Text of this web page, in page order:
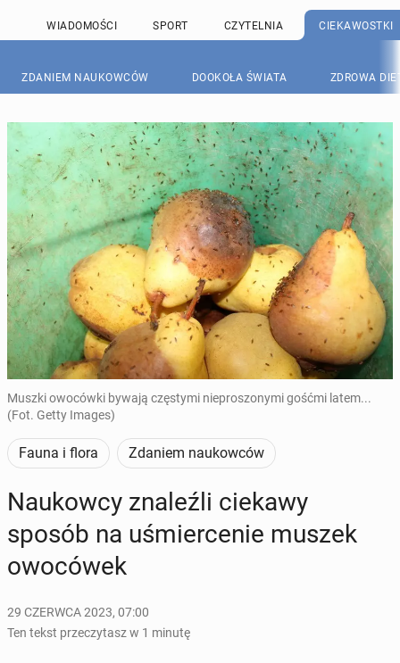
WIADOMOŚCI SPORT CZYTELNIA CIEKAWOSTKI
ZDANIEM NAUKOWCÓW DOOKOŁA ŚWIATA ZDROWA
Muszki owocówki bywają częstymi nieproszonymi gośćmi latem...
(Fot. Getty Images)
Fauna i flora Zdaniem naukowców
Na­ukow­cy zna­leź­li ciekawy
sposób na uśmier­ce­nie muszek
owo­có­wek
29 CZERWCA 2023, 07:00
Ten tekst przeczytasz w 1 minutę